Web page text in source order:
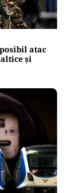
atac
și